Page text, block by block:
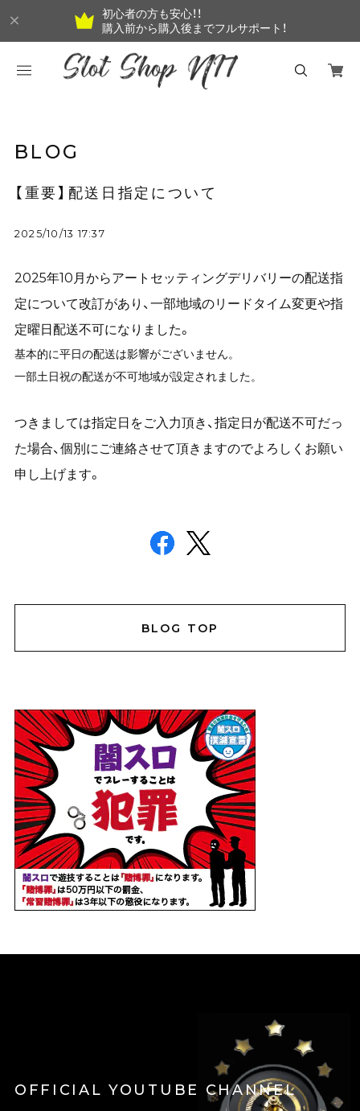
初心者の方も安心！！
購入前から購入後までフルサポート！
BLOG
【重要】配送日指定について
2025/10/13 17:37
2025年10月からアートセッティングデリバリーの配送指
定について改訂があり、一部地域のリードタイム変更や指
定曜日配送不可になりました。
基本的に平日の配送は影響がございません。
一部土日祝の配送が不可地域が設定されました。
つきましては指定日をご入力頂き、指定日が配送不可だっ
た場合、個別にご連絡させて頂きますのでよろしくお願い
申し上げます。
BLOG TOP
OFFICIAL YOUTUBE CHANNEL